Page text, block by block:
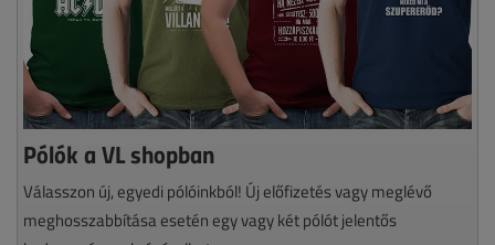
Pólók a VL shopban
Válasszon új, egyedi pólóinkból! Új előfizetés vagy meglévő
meghosszabbítása esetén egy vagy két pólót jelentős